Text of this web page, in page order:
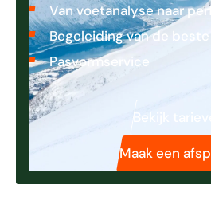
Van voetanalyse naar
Begeleiding van de
Pasvormservice
Bekijk
Maak een